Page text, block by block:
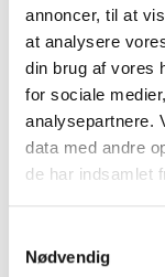
annoncer, til at
at analysere
din brug af vores
for sociale
analysepartnere.
data med andre
de har indsamlet
Nødvendig
Selskabet er i en
Bestyrelsen tog
Orientering om
Bestyrelsen blev
(fællessystem).